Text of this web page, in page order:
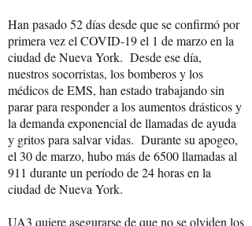
Han pasado 52 días desde que se confirmó por
primera vez el COVID-19 el 1 de marzo en la
ciudad de Nueva York. Desde ese día,
nuestros socorristas, los bomberos y los
médicos de EMS, han estado trabajando sin
parar para responder a los aumentos drásticos y
la demanda exponencial de llamadas de ayuda
y gritos para salvar vidas. Durante su apogeo,
el 30 de marzo, hubo más de 6500 llamadas al
911 durante un período de 24 horas en la
ciudad de Nueva York.
UA3 quiere asegurarse de que no se olviden los